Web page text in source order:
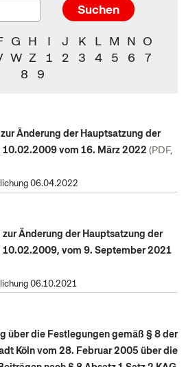
Suchen
G H I J K L M N O
W Z 1 2 3 4 5 6
7
8
9
Änderung der Hauptsatzung der
10.02.2009 vom 16. März 2022 PDF,
06.04.2022
Änderung der Hauptsatzung der
10.02.2009, vom 9. September 2021
06.10.2021
über die Festlegungen gemäß § 8 der
Köln vom 28. Februar 2005 über die